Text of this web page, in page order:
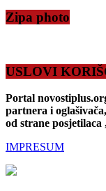
Zipa photo
USLOVI
Portal
partnera i
od strane
IMPRESUM